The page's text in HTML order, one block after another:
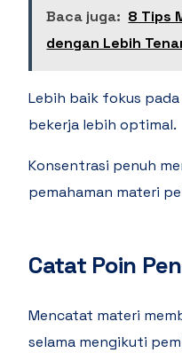
Baca juga: 8 Tips
dengan Lebih
Lebih baik fokus
bekerja lebih optimal.
Konsentrasi penuh
pemahaman materi
Catat Poin
Mencatat materi
selama mengikuti